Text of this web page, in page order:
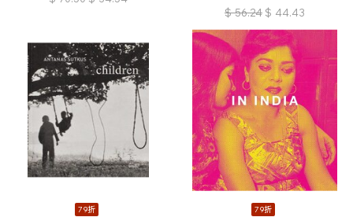
$ 56.24 $ 44.43
79折 79折